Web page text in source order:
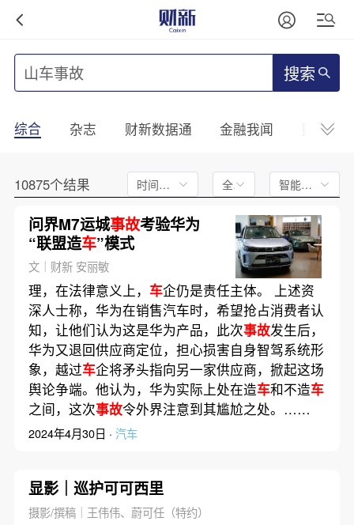
搜索
综合 杂志 财新数据通 金融我闻 财新
10875个结果 时间不限 全文 智能排序
问界M7运城事故考验华为
“联盟造车”模式
文｜财新 安丽敏
理，在法律意义上， 车企仍是责任主体。 上述资
深人士称，华为在销售汽车时，希望抢占消费者认
知，让他们认为这是华为产品，此次事故发生后，
华为又退回供应商定位，担心损害自身智驾系统形
象，越过车企将矛头指向另一家供应商，掀起这场
舆论争端。他认为，华为实际上处在造车和不造车
之间，这次事故令外界注意到其尴尬之处。……
2024年4月30日 · 汽车
显影｜巡护可可西里
摄影/撰稿｜王伟伟、蔚可任（特约）